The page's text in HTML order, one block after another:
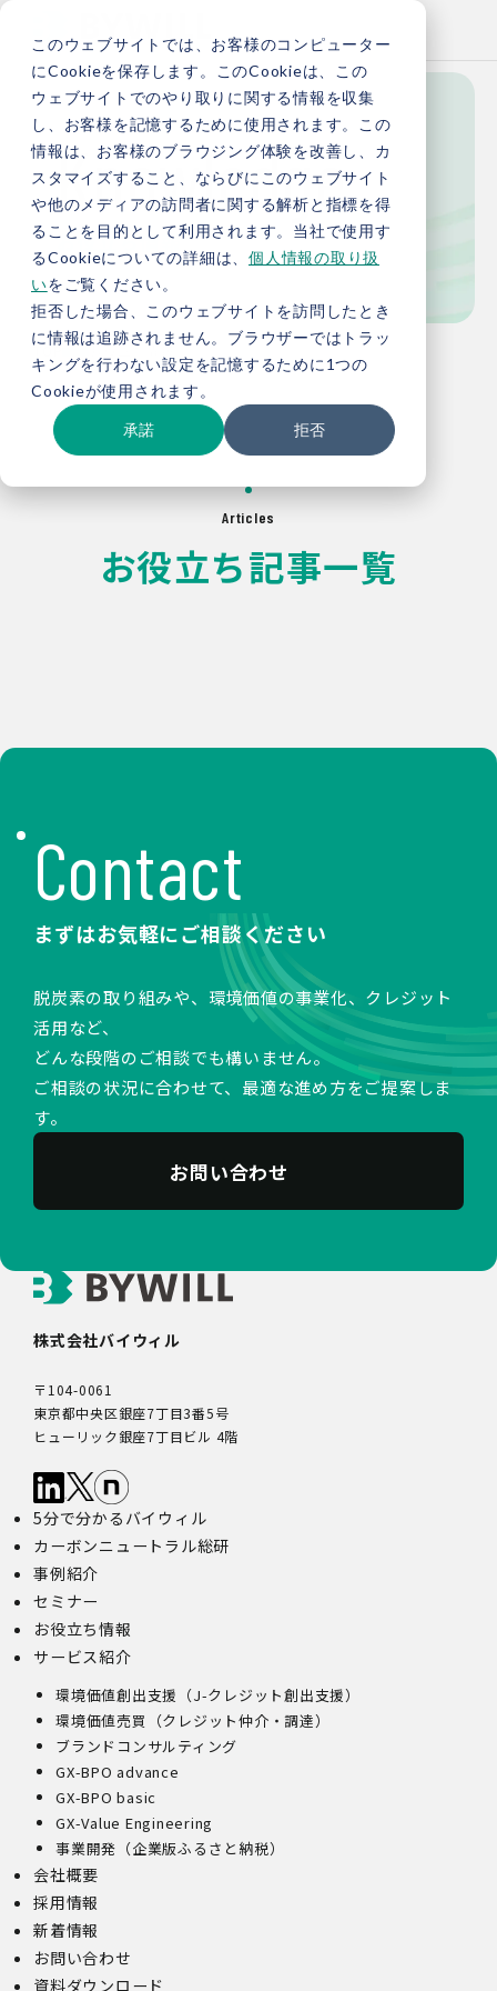
このウェブサイトでは、お客様のコンピューター
にCookieを保存します。このCookieは、この
ウェブサイトでのやり取りに関する情報を収集
し、お客様を記憶するために使用されます。この
情報は、お客様のブラウジング体験を改善し、カ
スタマイズすること、ならびにこのウェブサイト
や他のメディアの訪問者に関する解析と指標を得
ることを目的として利用されます。当社で使用す
るCookieについての詳細は、 個人情報の取り扱
いをご覧ください。
拒否した場合、このウェブサイトを訪問したとき
に情報は追跡されません。ブラウザーではトラッ
キングを行わない設定を記憶するために1つの
Cookieが使用されます。
承諾 拒否
Knowledge
お役立ち情報
TOP お役立ち情報
Articles
お役立ち記事一覧
Contact
まずはお気軽にご相談ください
脱炭素の取り組みや、環境価値の事業化、クレジット
活用など、
どんな段階のご相談でも構いません。
ご相談の状況に合わせて、最適な進め方をご提案しま
す。
お問い合わせ
株式会社バイウィル
〒104-0061
東京都中央区銀座7丁目3番5号
ヒューリック銀座7丁目ビル 4階
5分で分かるバイウィル
カーボンニュートラル総研
事例紹介
セミナー
お役立ち情報
サービス紹介
環境価値創出支援（J-クレジット創出支援）
環境価値売買（クレジット仲介・調達）
ブランドコンサルティング
GX-BPO advance
GX-BPO basic
GX-Value Engineering
事業開発（企業版ふるさと納税）
会社概要
採用情報
新着情報
お問い合わせ
資料ダウンロード